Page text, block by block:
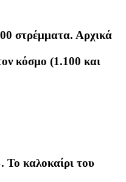
στρέμματα. Αρχικά
κόσμο (1.100 και
Το καλοκαίρι του